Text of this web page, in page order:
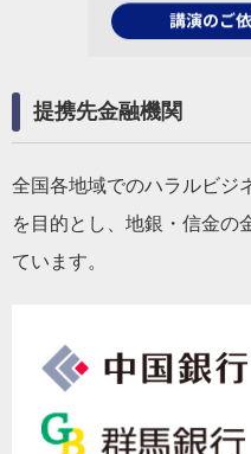
提携先金融機関
全国各地域でのハラルビジ
を目的とし、地銀・信金の
ています。